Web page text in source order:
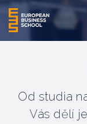
Od studia
Vás dělí